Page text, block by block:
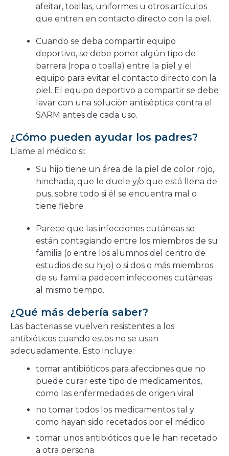
afeitar, toallas, uniformes u otros artículos
que entren en contacto directo con la piel.
Cuando se deba compartir equipo
deportivo, se debe poner algún tipo de
barrera (ropa o toalla) entre la piel y el
equipo para evitar el contacto directo con la
piel. El equipo deportivo a compartir se debe
lavar con una solución antiséptica contra el
SARM antes de cada uso.
¿Cómo pueden ayudar los padres?
Llame al médico si:
Su hijo tiene un área de la piel de color rojo,
hinchada, que le duele y/o que está llena de
pus, sobre todo si él se encuentra mal o
tiene fiebre.
Parece que las infecciones cutáneas se
están contagiando entre los miembros de su
familia (o entre los alumnos del centro de
estudios de su hijo) o si dos o más miembros
de su familia padecen infecciones cutáneas
al mismo tiempo.
¿Qué más debería saber?
Las bacterias se vuelven resistentes a los
antibióticos cuando estos no se usan
adecuadamente. Esto incluye:
tomar antibióticos para afecciones que no
puede curar este tipo de medicamentos,
como las enfermedades de origen viral
no tomar todos los medicamentos tal y
como hayan sido recetados por el médico
tomar unos antibióticos que le han recetado
a otra persona